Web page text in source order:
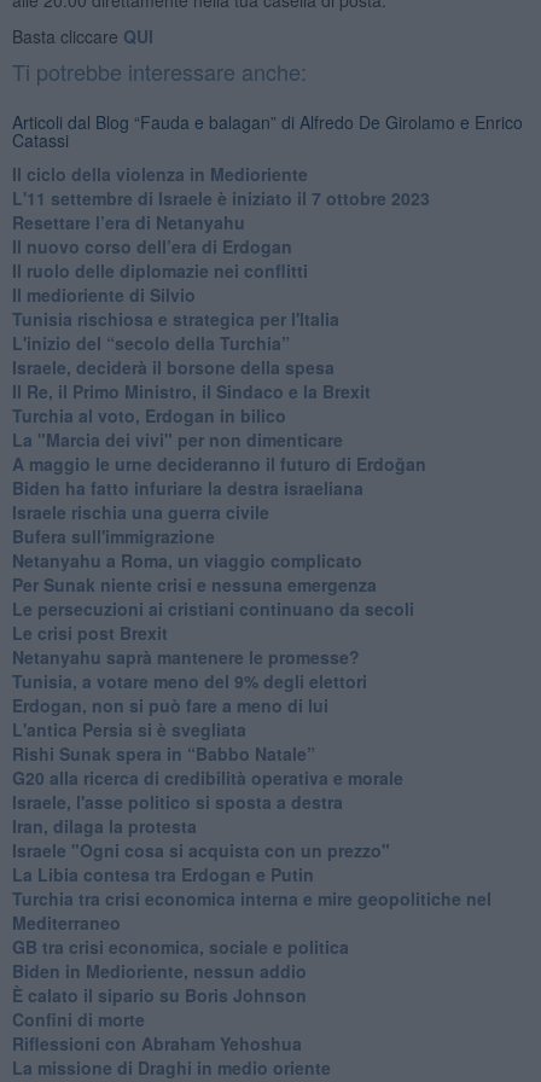
Basta cliccare QUI
Ti potrebbe interessare anche:
Articoli dal Blog “Fauda e balagan” di Alfredo De Girolamo e Enrico
Catassi
Il ciclo della violenza in Medioriente
L'11 settembre di Israele è iniziato il 7 ottobre 2023
Resettare l’era di Netanyahu
​Il nuovo corso dell’era di Erdogan
Il ruolo delle diplomazie nei conflitti
Il medioriente di Silvio
Tunisia rischiosa e strategica per l'Italia
L'inizio del “secolo della Turchia”
Israele, deciderà il borsone della spesa
Il Re, il Primo Ministro, il Sindaco e la Brexit
Turchia al voto, Erdogan in bilico
La "Marcia dei vivi" per non dimenticare
A maggio le urne decideranno il futuro di Erdoğan
Biden ha fatto infuriare la destra israeliana
Israele rischia una guerra civile
Bufera sull'immigrazione
Netanyahu a Roma, un viaggio complicato
Per Sunak niente crisi e nessuna emergenza
Le persecuzioni ai cristiani continuano da secoli
Le crisi post Brexit
Netanyahu saprà mantenere le promesse?
Tunisia, a votare meno del 9% degli elettori
Erdogan, non si può fare a meno di lui
L'antica Persia si è svegliata
Rishi Sunak spera in “Babbo Natale”
G20 alla ricerca di credibilità operativa e morale
Israele, l'asse politico si sposta a destra
Iran, dilaga la protesta
Israele "Ogni cosa si acquista con un prezzo"
La Libia contesa tra Erdogan e Putin
Turchia tra crisi economica interna e mire geopolitiche nel
Mediterraneo
GB tra crisi economica, sociale e politica
Biden in Medioriente, nessun addio
È calato il sipario su Boris Johnson
Confini di morte
Riflessioni con Abraham Yehoshua
La missione di Draghi in medio oriente